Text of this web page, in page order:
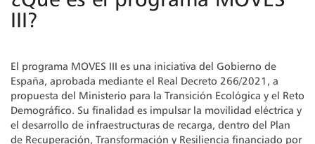
III?
El programa MOVES III es una iniciativa del Gobierno de
España, aprobada mediante el Real Decreto 266/2021, a
propuesta del Ministerio para la Transición Ecológica y el Reto
Demográfico. Su finalidad es impulsar la movilidad eléctrica y
el desarrollo de infraestructuras de recarga, dentro del Plan
de Recuperación, Transformación y Resiliencia financiado por